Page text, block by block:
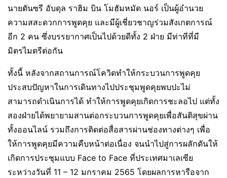
นายตันซรี อับดุล ราฮิม บิน โมฮัมหมัด นอร์ เป็นผู้อำนวย
ความสสะดวกการพูดคุย​ และมีผู้เชี่ยวชาญร่วมสังเกตการณ์
อีก 2 คน​ ซึ่งบรรยากาศเป็นไปด้วยดีทั้ง​ 2 ฝ่าย​ มีท่าที​ที่มี
มิตรไมตรีต่อกัน
ทั้งนี้ หลังจากสถานการณ์โควิดทำให้กระบวนการพูดคุย
ประสบปัญหาในการเดินทางไปประชุมพูดคุยพบปะไม่
สามารถดำเนินการ​ได้​ ทำให้การพูดคุยเกิดการชะลอไป​ แต่ทั้ง
สองฝ่ายได้พยายามสานต่อกระบวนการพูดคุยเพื่อสันติสุขผ่าน
ทั้งออนไลน์​ รวมถึงการติดต่อสื่อสารผ่านช่องทางต่างๆ​ เพื่อ
ให้การพูดคุยมีความคืบหน้า​ต่อเนื่อง​ จนนำไปสู่การผลักดันให้
เกิดการประชุมแบบ​ Face to Face ที่ประเทศมาเลเซีย​
ระหว่างวันที่​ 11 – 12 มกราคม​ 2565 โดยผลการหารือจาก